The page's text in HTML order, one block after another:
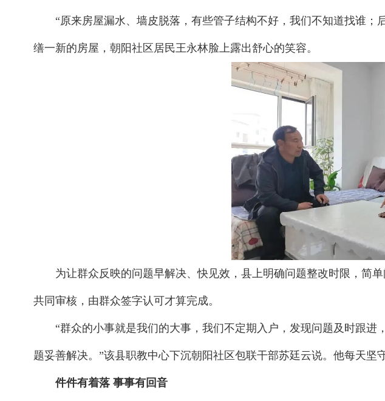
“原来房屋漏水、墙皮脱落，有些管子结构不好，我们不知道找谁
缮一新的房屋，朝阳社区居民王永林脸上露出舒心的笑容。
为让群众反映的问题早解决、快见效，县上明确问题整改时限，简
共同审核，由群众签字认可才算完成。
“群众的小事就是我们的大事，我们不定期入户，发现问题及时跟
题妥善解决。”该县职教中心下沉朝阳社区包联干部苏廷云说。他每天
件件有着落 事事有回音